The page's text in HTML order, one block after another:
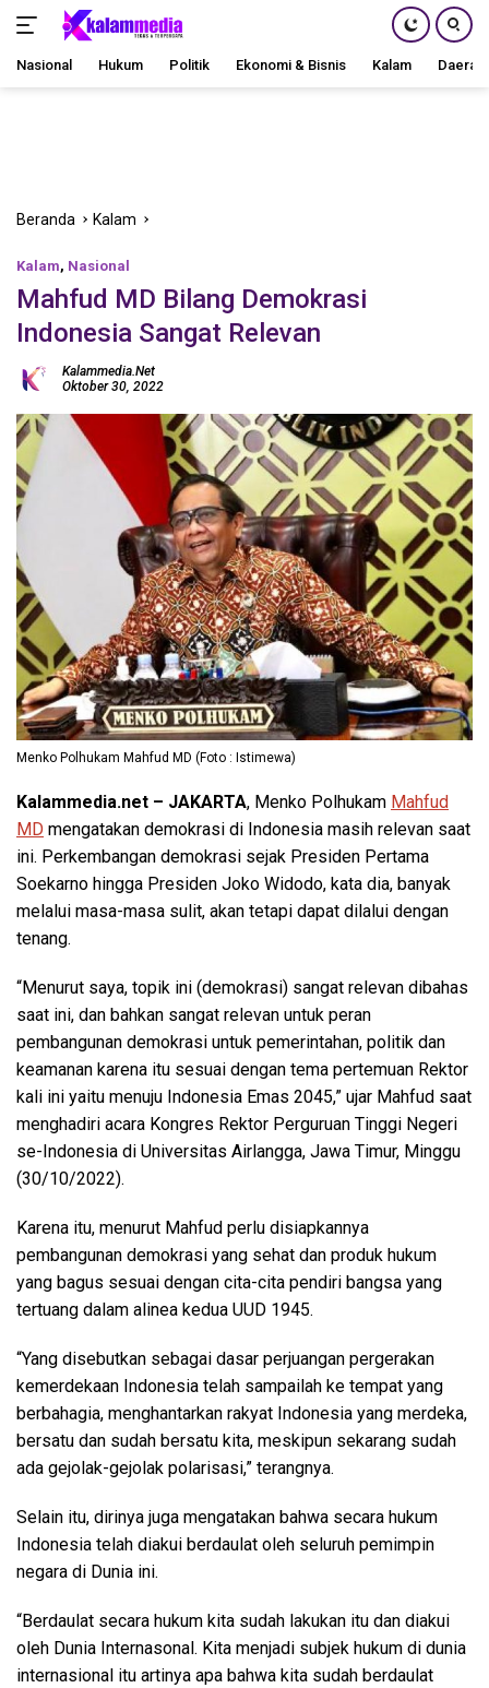
Nasional Hukum Politik Ekonomi & Bisnis Kalam Daerah
Beranda Kalam
Kalam, Nasional
Mahfud MD Bilang Demokrasi
Indonesia Sangat Relevan
Kalammedia.net
Oktober 30, 2022
Menko Polhukam Mahfud MD (Foto : Istimewa)
Kalammedia.net – JAKARTA, Menko Polhukam Mahfud
MD mengatakan demokrasi di Indonesia masih relevan saat
ini. Perkembangan demokrasi sejak Presiden Pertama
Soekarno hingga Presiden Joko Widodo, kata dia, banyak
melalui masa-masa sulit, akan tetapi dapat dilalui dengan
tenang.
“Menurut saya, topik ini (demokrasi) sangat relevan dibahas
saat ini, dan bahkan sangat relevan untuk peran
pembangunan demokrasi untuk pemerintahan, politik dan
keamanan karena itu sesuai dengan tema pertemuan Rektor
kali ini yaitu menuju Indonesia Emas 2045,” ujar Mahfud saat
menghadiri acara Kongres Rektor Perguruan Tinggi Negeri
se-Indonesia di Universitas Airlangga, Jawa Timur, Minggu
(30/10/2022).
Karena itu, menurut Mahfud perlu disiapkannya
pembangunan demokrasi yang sehat dan produk hukum
yang bagus sesuai dengan cita-cita pendiri bangsa yang
tertuang dalam alinea kedua UUD 1945.
“Yang disebutkan sebagai dasar perjuangan pergerakan
kemerdekaan Indonesia telah sampailah ke tempat yang
berbahagia, menghantarkan rakyat Indonesia yang merdeka,
bersatu dan sudah bersatu kita, meskipun sekarang sudah
ada gejolak-gejolak polarisasi,” terangnya.
Selain itu, dirinya juga mengatakan bahwa secara hukum
Indonesia telah diakui berdaulat oleh seluruh pemimpin
negara di Dunia ini.
“Berdaulat secara hukum kita sudah lakukan itu dan diakui
oleh Dunia Internasonal. Kita menjadi subjek hukum di dunia
internasional itu artinya apa bahwa kita sudah berdaulat